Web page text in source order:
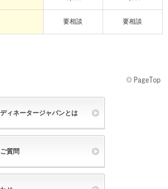
要相談 要相談
ィネータージャパンとは
質問